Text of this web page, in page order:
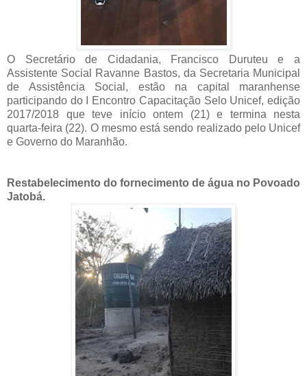
O Secretário de Cidadania, Francisco Duruteu e a
Assistente Social Ravanne Bastos, da Secretaria Municipal
de Assistência Social, estão na capital maranhense
participando do I Encontro Capacitação Selo Unicef, edição
2017/2018 que teve início ontem (21) e termina nesta
quarta-feira (22). O mesmo está sendo realizado pelo Unicef
e Governo do Maranhão.
Restabelecimento do fornecimento de água no Povoado
Jatobá.